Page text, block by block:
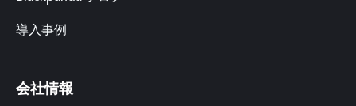
導入事例
会社情報